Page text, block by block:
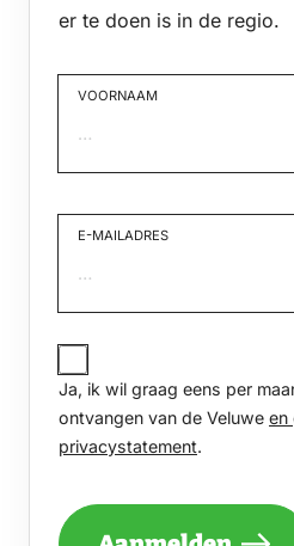
er te doen is in de regio.
VOORNAAM
E-MAILADRES
JA,
IK
WIL
GRAAG
PER
EEN
Ja, ik wil graag eens per
ontvangen van de Veluwe en
privacystatement.